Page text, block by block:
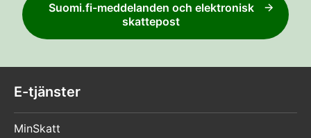
Suomi.fi-meddelanden och elektronisk
skattepost
E-tjänster
MinSkatt